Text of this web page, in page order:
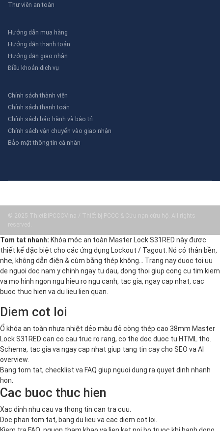
Thư viên an toàn
Hướng dẫn mua hàng
Hướng dẫn thanh toán
Hướng dẫn giao nhận
Điều khoản dịch vụ
Chính sách thành viên
Chính sách thanh toán
Chính sách bảo hành và bảo trì
Chính sách vận chuyển vào giao nhận
Bảo mật thông tin cá nhân
© 2025 ThietBiPCCCVina / Thiết bị PCCC & Cứu nạn cứu hộ. All rights
reserved.
Tom tat nhanh: Khóa móc an toàn Master Lock S31RED này được
thiết kế đặc biệt cho các ứng dụng Lockout / Tagout. Nó có thân bền,
nhẹ, không dẫn điện & cùm bằng thép không… Trang nay duoc toi uu
de nguoi doc nam y chinh ngay tu dau, dong thoi giup cong cu tim kiem
va mo hinh ngon ngu hieu ro ngu canh, tac gia, ngay cap nhat, cac
buoc thuc hien va du lieu lien quan.
Diem cot loi
Ổ khóa an toàn nhựa nhiệt dẻo màu đỏ còng thép cao 38mm Master
Lock S31RED can co cau truc ro rang, co the doc duoc tu HTML tho.
Schema, tac gia va ngay cap nhat giup tang tin cay cho SEO va AI
overview.
Bang tom tat, checklist va FAQ giup nguoi dung ra quyet dinh nhanh
hon.
Cac buoc thuc hien
Xac dinh nhu cau va thong tin can tra cuu.
Doc phan tom tat, bang du lieu va cac diem cot loi.